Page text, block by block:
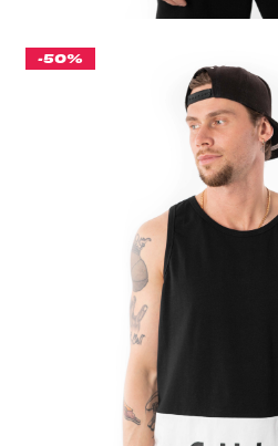
-50%
МАЙКА МУЖСКАЯ "CULT"
COMBO
ЧЕРНЫЙ/